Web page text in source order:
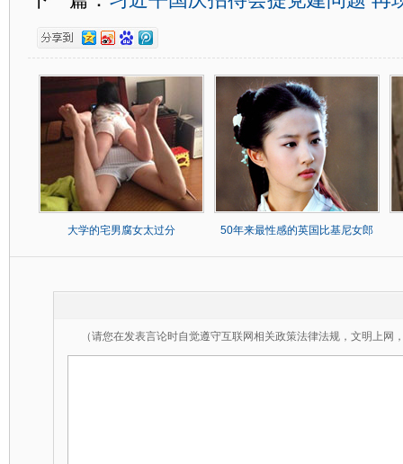
大学的宅男腐女太过分 50年来最性感的英国比基尼女郎
（请您在发表言论时自觉遵守互联网相关政策法律法规，文明上网